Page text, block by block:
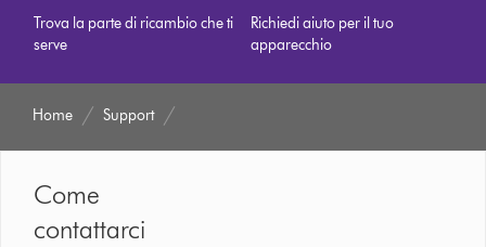
Trova la parte di ricambio che ti
serve
Richiedi aiuto per il tuo
apparecchio
Home Support
Come
contattarci